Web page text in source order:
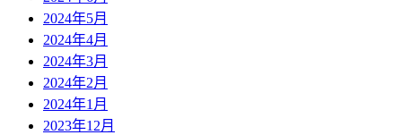
2024年5月
2024年4月
2024年3月
2024年2月
2024年1月
2023年12月